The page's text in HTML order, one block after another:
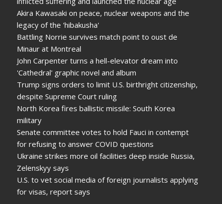
Akira Kawasaki on peace, nuclear weapons and the
legacy of the 'hibakusha'
Battling Norrie survives match point to oust de
Minaur at Montreal
John Carpenter turns a hell-elevator dream into
'Cathedral' graphic novel and album
Trump signs orders to limit U.S. birthright citizenship,
despite Supreme Court ruling
North Korea fires ballistic missile: South Korea
military
Senate committee votes to hold Fauci in contempt
for refusing to answer COVID questions
Ukraine strikes more oil facilities deep inside Russia,
Zelenskyy says
U.S. to vet social media of foreign journalists applying
for visas, report says